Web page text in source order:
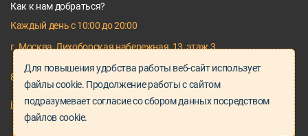
Как к нам добраться?
Каждый день с 10:00 до 20:00
г. Москва, Лихоборская набережная, 13, этаж 3
8 495 128 03 64
info@proservice-klimat.ru
Для повышения удобства работы веб-сайт использует
файлы cookie. Продолжение работы с сайтом
подразумевает согласие со сбором данных посредством
файлов cookie.